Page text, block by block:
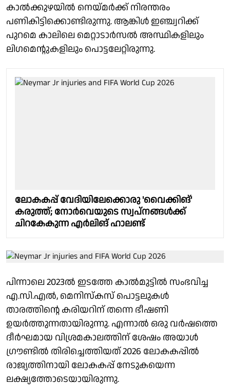
കാൽക്കുഴയിൽ നെയ്മർക്ക് നിരന്തരം
പണികിട്ടിക്കൊണ്ടിരുന്നു. ആങ്കിൾ ഇഞ്ച്വറിക്ക്
പുറമെ കാലിലെ മെറ്റാടാർസൽ അസ്ഥികളിലും
ലിഗമെൻ്റുകളിലും പൊട്ടലേറ്റിരുന്നു.
ലോകകപ്പ് വേദിയിലേക്കൊരു 'വൈക്കിങ്'
കരുത്ത്; നോർവെയുടെ സ്വപ്നങ്ങൾക്ക്
ചിറകേകുന്ന എർലിങ് ഹാലണ്ട്
പിന്നാലെ 2023ൽ ഇടത്തേ കാൽമുട്ടിൽ സംഭവിച്ച
എ.സി.എൽ, മെനിസ്കസ് പൊട്ടലുകൾ
താരത്തിൻ്റെ കരിയറിന് തന്നെ ഭീഷണി
ഉയർത്തുന്നതായിരുന്നു. എന്നാൽ ഒരു വർഷത്തെ
ദീർഘമായ വിശ്രമകാലത്തിന് ശേഷം അയാൾ
ഗ്രൗണ്ടിൽ തിരിച്ചെത്തിയത് 2026 ലോകകപ്പിൽ
രാജ്യത്തിനായി ലോകകപ്പ് നേടുകയെന്ന
ലക്ഷ്യത്തോടെയായിരുന്നു.